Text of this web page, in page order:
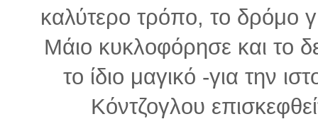
καλύτερο τρόπο, το δρόμο
Μάιο κυκλοφόρησε και το
το ίδιο μαγικό -για την
Κόντζογλου